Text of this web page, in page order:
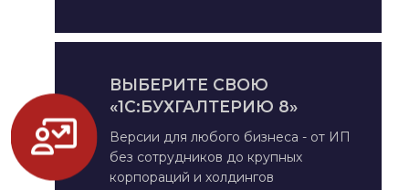
ВЫБЕРИТЕ СВОЮ
«1С:БУХГАЛТЕРИЮ 8»
Версии для любого бизнеса - от ИП
без сотрудников до крупных
корпораций и холдингов